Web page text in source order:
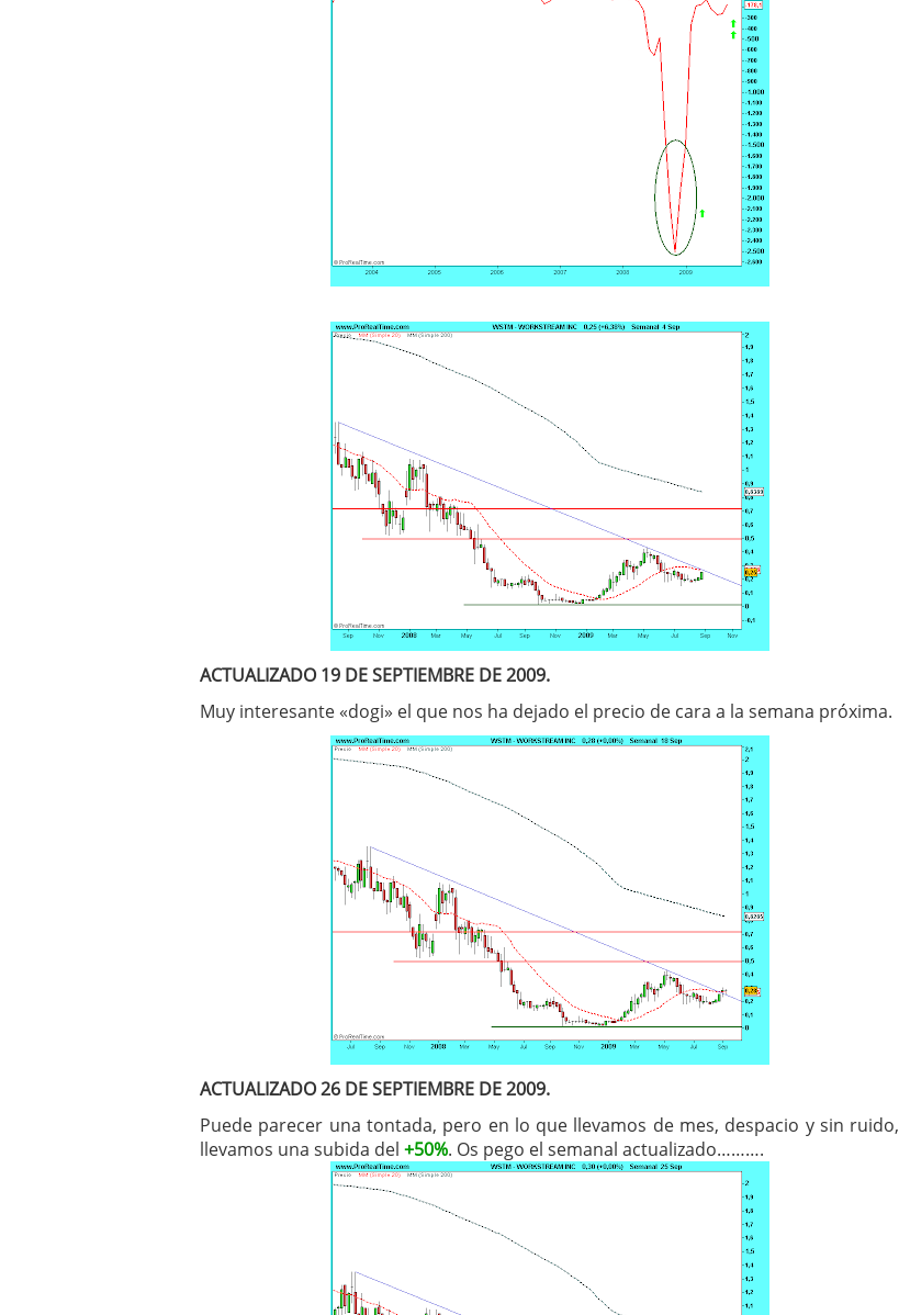
ACTUALIZADO 19 DE SEPTIEMBRE DE 2009.
Muy interesante «dogi» el que nos ha dejado el precio de cara a la semana próxima.
ACTUALIZADO 26 DE SEPTIEMBRE DE 2009.
Puede parecer una tontada, pero en lo que llevamos de mes, despacio y sin ruido,
llevamos una subida del +50%. Os pego el semanal actualizado……….